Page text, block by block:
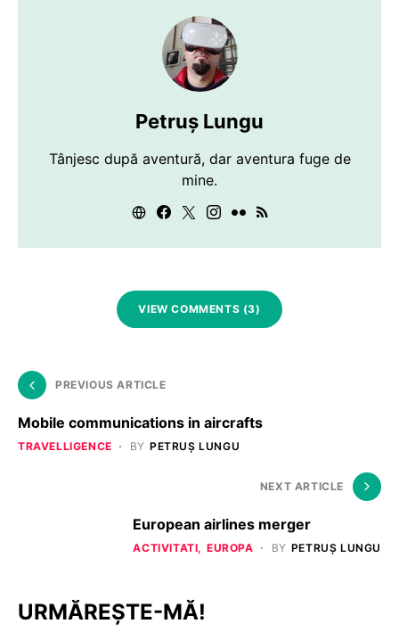
Petruș Lungu
Tânjesc după aventură, dar aventura fuge de
mine.
VIEW COMMENTS (3)
PREVIOUS ARTICLE
Mobile communications in aircrafts
TRAVELLIGENCE BY PETRUȘ LUNGU
NEXT ARTICLE
European airlines merger
ACTIVITATI EUROPA BY PETRUȘ LUNGU
URMĂREȘTE-MĂ!